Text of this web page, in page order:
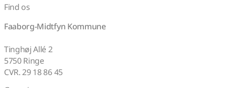
Find os
Faaborg-Midtfyn Kommune
Tinghøj Allé 2
5750 Ringe
CVR. 29 18 86 45